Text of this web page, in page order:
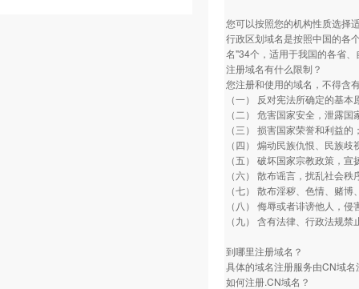
您可以按照您的机构性质选择
行政区划域名是按照中国的各
名"34个，适用于我国的各省
注册域名有什么限制？
您注册和使用的域名，不得含
（一） 反对宪法所确定的基本
（二） 危害国家安全，泄露
（三） 损害国家荣誉和利益的
（四） 煽动民族仇恨、民族
（五） 破坏国家宗教政策，
（六） 散布谣言，扰乱社会
（七） 散布淫秽、色情、赌
（八） 侮辱或者诽谤他人，
（九） 含有法律、行政法规
到哪里注册域名？
具体的域名注册服务由CN域
如何注册.CN域名？